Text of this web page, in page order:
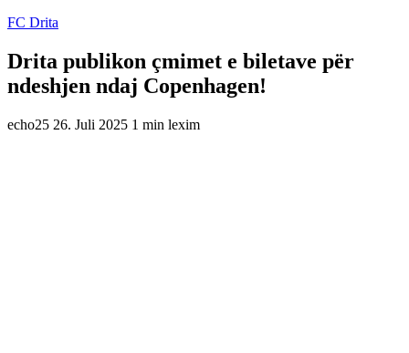
FC Drita
Drita publikon çmimet e biletave për
ndeshjen ndaj Copenhagen!
echo25 26. Juli 2025 1 min lexim